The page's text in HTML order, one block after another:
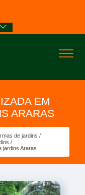
EM
ARARAS
de jardins
jardins Araras